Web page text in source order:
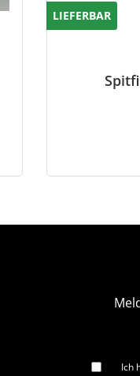
LIEFERBAR
Ich